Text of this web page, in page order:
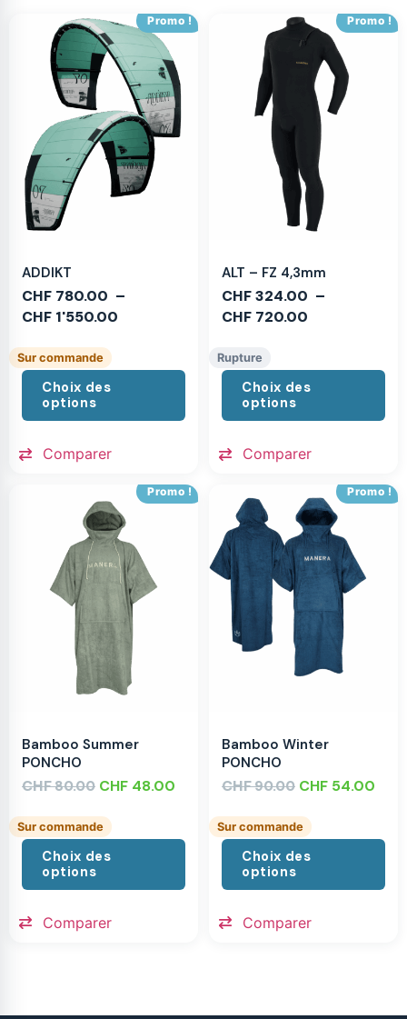
Promo !
ADDIKT
CHF 780.00 –
CHF 1'550.00
Sur commande
Choix des
options
Comparer
Promo !
ALT – FZ 4,3mm
CHF324.00 –
CHF 720.00
Rupture
Choix des
options
Comparer
Promo !
Bamboo Summer
PONCHO
CHF80.00 CHF 48.00
Sur commande
Choix des
options
Comparer
Promo !
Bamboo Winter
PONCHO
CHF90.00 CHF 54.00
Sur commande
Choix des
options
Comparer